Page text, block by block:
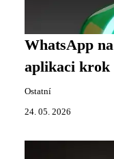
WhatsApp
aplikaci krok
Ostatní
24. 05. 2026